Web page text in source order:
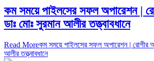
কম সময়ে পাইলসের সফল অপারেশন |
ডাঃ মোঃ সুরমান আলীর তত্ত্বাবধানে
Read Moreকম সময়ে পাইলসের সফল অপারেশন | রোগীর
আলীর তত্ত্বাবধানে